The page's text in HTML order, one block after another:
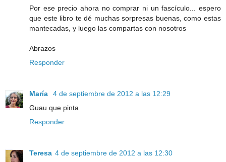
Por ese precio ahora no comprar ni un fascículo... espero
que este libro te dé muchas sorpresas buenas, como estas
mantecadas, y luego las compartas con nosotros
Abrazos
Responder
María
4 de septiembre de 2012 a las 12:29
Guau que pinta
Responder
Teresa 4 de septiembre de 2012 a las 12:30